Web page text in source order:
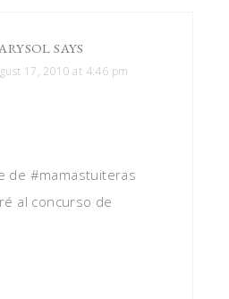
SAYS
17, 2010 at 4:46 pm
de #mamastuiteras
al concurso de